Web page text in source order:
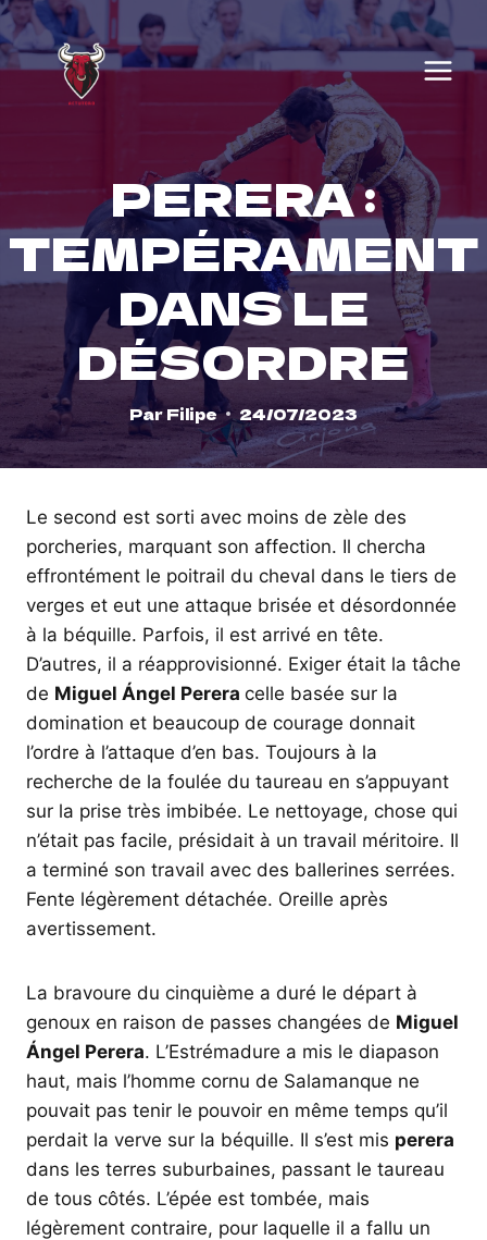
Skip
to
content
PERERA :
TEMPÉRAMENT
DANS LE
DÉSORDRE
Par Filipe 24/07/2023
Le second est sorti avec moins de zèle des
porcheries, marquant son affection. Il chercha
effrontément le poitrail du cheval dans le tiers de
verges et eut une attaque brisée et désordonnée
à la béquille. Parfois, il est arrivé en tête.
D’autres, il a réapprovisionné. Exiger était la tâche
de Miguel Ángel Perera celle basée sur la
domination et beaucoup de courage donnait
l’ordre à l’attaque d’en bas. Toujours à la
recherche de la foulée du taureau en s’appuyant
sur la prise très imbibée. Le nettoyage, chose qui
n’était pas facile, présidait à un travail méritoire. Il
a terminé son travail avec des ballerines serrées.
Fente légèrement détachée. Oreille après
avertissement.
La bravoure du cinquième a duré le départ à
genoux en raison de passes changées de Miguel
Ángel Perera. L’Estrémadure a mis le diapason
haut, mais l’homme cornu de Salamanque ne
pouvait pas tenir le pouvoir en même temps qu’il
perdait la verve sur la béquille. Il s’est mis perera
dans les terres suburbaines, passant le taureau
de tous côtés. L’épée est tombée, mais
légèrement contraire, pour laquelle il a fallu un